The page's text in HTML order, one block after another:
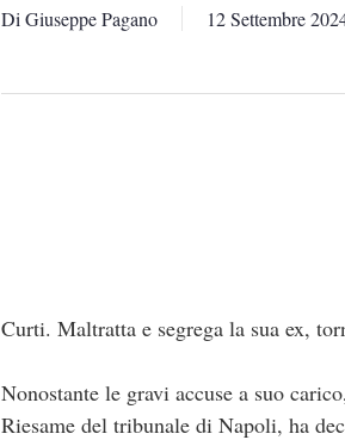
Di Giuseppe Pagano 12 Settembre
Curti. Maltratta e segrega la sua ex,
Nonostante le gravi accuse a suo
Riesame del tribunale di Napoli, ha